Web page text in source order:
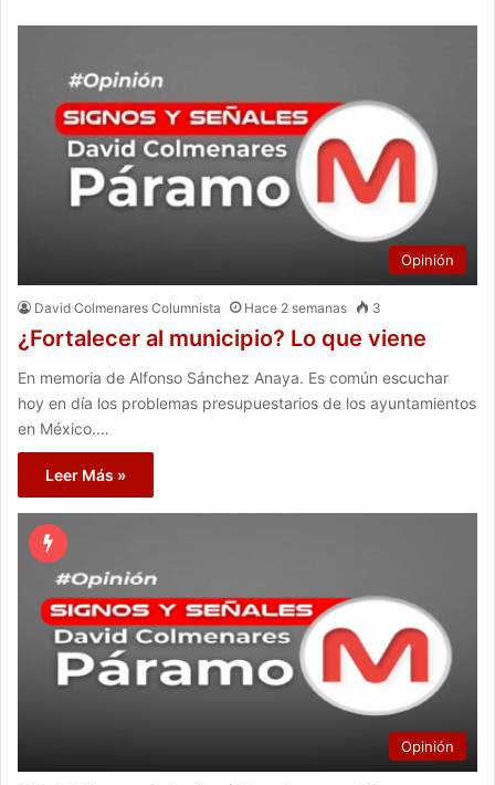
Opinión
David Colmenares Columnista Hace 2 semanas 3
¿Fortalecer al municipio? Lo que viene
En memoria de Alfonso Sánchez Anaya. Es común escuchar
hoy en día los problemas presupuestarios de los ayuntamientos
en México.…
Leer Más »
Opinión